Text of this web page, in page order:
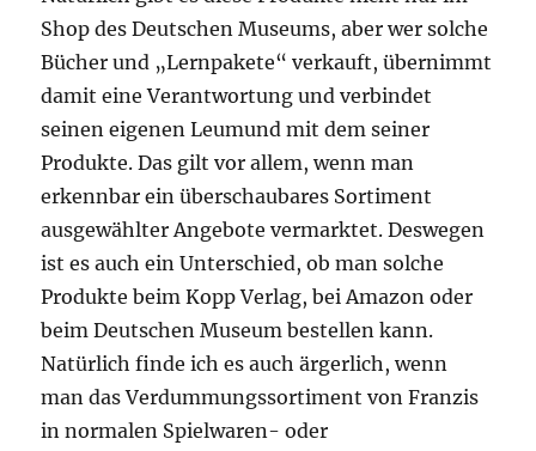
Shop des Deutschen Museums, aber wer solche
Bücher und „Lernpakete“ verkauft, übernimmt
damit eine Verantwortung und verbindet
seinen eigenen Leumund mit dem seiner
Produkte. Das gilt vor allem, wenn man
erkennbar ein überschaubares Sortiment
ausgewählter Angebote vermarktet. Deswegen
ist es auch ein Unterschied, ob man solche
Produkte beim Kopp Verlag, bei Amazon oder
beim Deutschen Museum bestellen kann.
Natürlich finde ich es auch ärgerlich, wenn
man das Verdummungssortiment von Franzis
in normalen Spielwaren- oder